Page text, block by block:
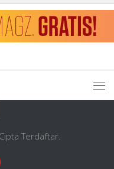
Terdaftar.